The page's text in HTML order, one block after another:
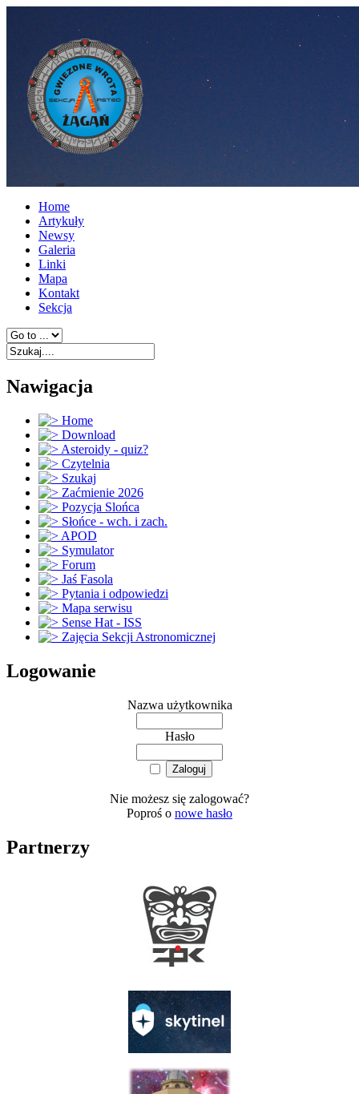
Home
Artykuły
Newsy
Galeria
Linki
Mapa
Kontakt
Sekcja
Nawigacja
Home
Download
Asteroidy - quiz?
Czytelnia
Szukaj
Zaćmienie 2026
Pozycja Slońca
Słońce - wch. i zach.
APOD
Symulator
Forum
Jaś Fasola
Pytania i odpowiedzi
Mapa serwisu
Sense Hat - ISS
Zajęcia Sekcji Astronomicznej
Logowanie
Nazwa użytkownika
Hasło
Nie możesz się zalogować?
Poproś o nowe hasło
Partnerzy